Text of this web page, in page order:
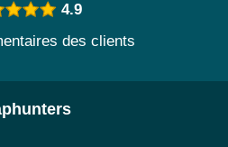
4.9
des clients